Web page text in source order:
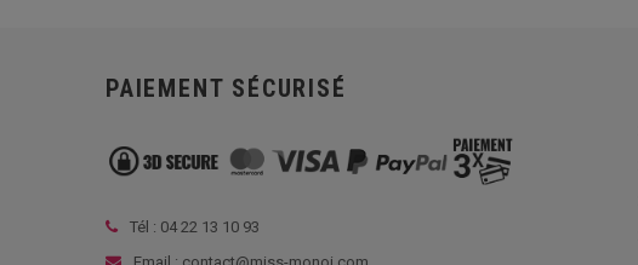
PAIEMENT SÉCURISÉ
Tél : 04 22 13 10 93